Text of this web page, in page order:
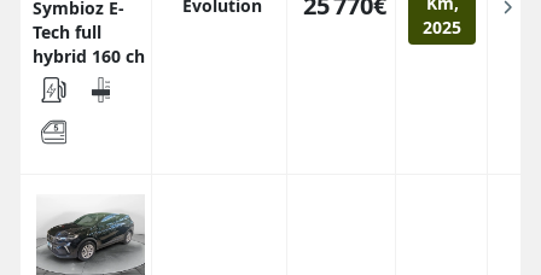
Symbioz E-
Tech full
hybrid 160 ch
Evolution
2025